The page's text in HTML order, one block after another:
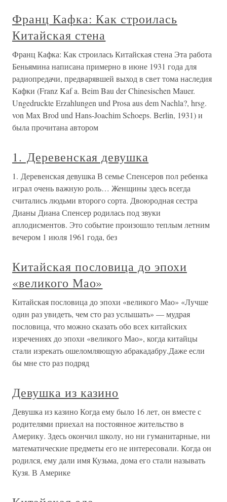
Франц Кафка: Как строилась
Китайская стена
Франц Кафка: Как строилась Китайская стена Эта работа
Беньямина написана примерно в июне 1931 года для
радиопредачи, предварявшей выход в свет тома наследия
Кафки (Franz Kaf a. Beim Bau der Chinesischen Mauer.
Ungedruckte Erzahlungen und Prosa aus dem Nachla?, hrsg.
von Max Brod und Hans-Joachim Schoeps. Berlin, 1931) и
была прочитана автором
1. Деревенская девушка
1. Деревенская девушка В семье Спенсеров пол ребенка
играл очень важную роль… Женщины здесь всегда
считались людьми второго сорта. Двоюродная сестра
Дианы Диана Спенсер родилась под звуки
аплодисментов. Это событие произошло теплым летним
вечером 1 июля 1961 года, без
Китайская пословица до эпохи
«великого Мао»
Китайская пословица до эпохи «великого Мао» «Лучше
один раз увидеть, чем сто раз услышать» — мудрая
пословица, что можно сказать обо всех китайских
изречениях до эпохи «великого Мао», когда китайцы
стали изрекать ошеломляющую абракадабру.Даже если
бы мне сто раз подряд
Девушка из казино
Девушка из казино Когда ему было 16 лет, он вместе с
родителями приехал на постоянное жительство в
Америку. Здесь окончил школу, но ни гуманитарные, ни
математические предметы его не интересовали. Когда он
родился, ему дали имя Кузьма, дома его стали называть
Кузя. В Америке